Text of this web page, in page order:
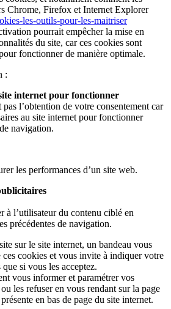
Chrome, Firefox et Internet Explorer
les-outils-pour-les-maitriser
pourrait empêcher la mise en
du site, car ces cookies sont
fonctionner de manière optimale.
:
internet pour fonctionner
l’obtention de votre consentement car
au site internet pour fonctionner
navigation.
les performances d’un site web.
à l’utilisateur du contenu ciblé en
précédentes de navigation.
sur le site internet, un bandeau vous
ces cookies et vous invite à indiquer votre
si vous les acceptez.
vous informer et paramétrer vos
les refuser en vous rendant sur la page
en bas de page du site internet.